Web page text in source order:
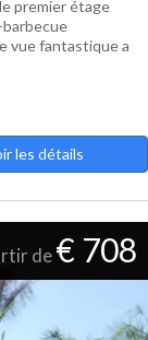
premier étage
barbecue
vue fantastique a
les détails
de€ 708